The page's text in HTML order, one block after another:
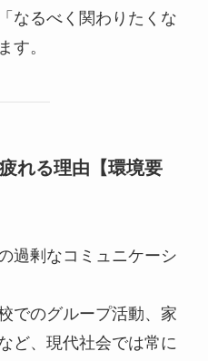
なるべく関わりたくな
す。
れる理由【環境要
過剰なコミュニケーシ
でのグループ活動、家
ど、現代社会では常に